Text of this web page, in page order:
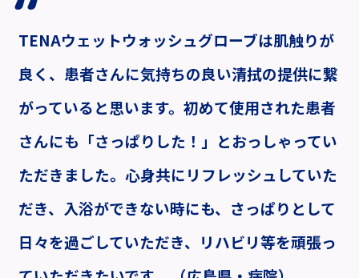
TENAウェットウォッシュグローブは肌触りが
良く、患者さんに気持ちの良い清拭の提供に繋
がっていると思います。初めて使用された患者
さんにも「さっぱりした！」とおっしゃってい
ただきました。心身共にリフレッシュしていた
だき、入浴ができない時にも、さっぱりとして
日々を過ごしていただき、リハビリ等を頑張っ